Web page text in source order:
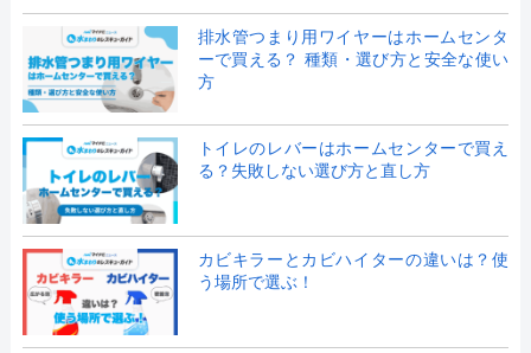
排水管つまり用ワイヤーはホームセンタ
ーで買える？ 種類・選び方と安全な使い
方
トイレのレバーはホームセンターで買え
る？失敗しない選び方と直し方
カビキラーとカビハイターの違いは？使
う場所で選ぶ！